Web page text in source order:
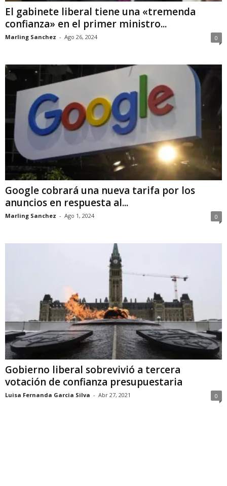
El gabinete liberal tiene una «tremenda
confianza» en el primer ministro...
Marling Sanchez - Ago 26, 2024 0
Google cobrará una nueva tarifa por los
anuncios en respuesta al...
Marling Sanchez - Ago 1, 2024 0
Gobierno liberal sobrevivió a tercera
votación de confianza presupuestaria
Luisa Fernanda Garcia Silva - Abr 27, 2021 0